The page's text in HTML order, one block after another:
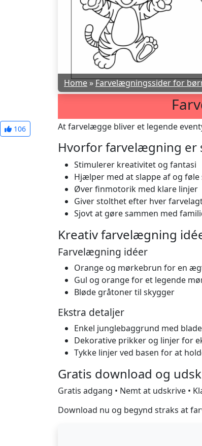
Home»Farvelægningssider for
106 At farvelægge bliver et legende
Hvorfor farvelægning er
Stimulerer kreativitet og fantasi
Hjælper med at slappe af og føle
Øver finmotorik med klare linjer
Giver stolthet efter hver
Sjovt at gøre sammen med
Kreativ farvelægning
Farvelægning idéer
Orange og mørkebrun for en
Gul og orange for et legende
Bløde gråtoner til skygger
Ekstra detaljer
Enkel junglebaggrund med blade
Dekorative prikker og linjer for
Tykke linjer ved basen for at
Gratis download og
Gratis adgang • Nemt at udskrive •
Download nu og begynd straks at